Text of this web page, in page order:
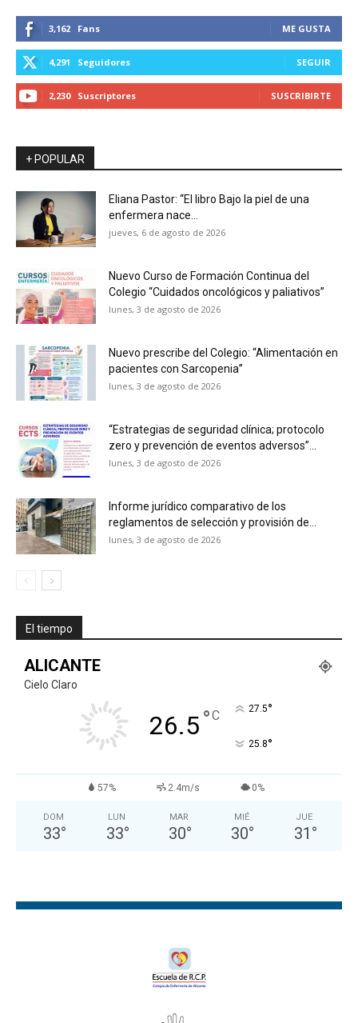
3,162 Fans ME GUSTA
4,291 Seguidores SEGUIR
2,230 Suscriptores SUSCRIBIRTE
+ POPULAR
Eliana Pastor: “El libro Bajo la piel de una
enfermera nace...
jueves, 6 de agosto de 2026
Nuevo Curso de Formación Continua del
Colegio “Cuidados oncológicos y paliativos”
lunes, 3 de agosto de 2026
Nuevo prescribe del Colegio: “Alimentación en
pacientes con Sarcopenia”
lunes, 3 de agosto de 2026
“Estrategias de seguridad clínica; protocolo
zero y prevención de eventos adversos”...
lunes, 3 de agosto de 2026
Informe jurídico comparativo de los
reglamentos de selección y provisión de...
lunes, 3 de agosto de 2026
El tiempo
ALICANTE
Cielo Claro
26.5°C 27.5°
25.8°
57% 2.4m/s 0%
DOM
33°
LUN
33°
MAR
30°
MIÉ
30°
JUE
31 °